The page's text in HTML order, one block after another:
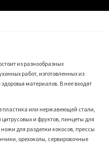
из разнообразных
работ, изготовленных из
материалов. В нее входят
пластика или нержавеющей стали,
и фруктов, пинцеты для
для разделки кокосов, прессы
орехоколы, сервировочные